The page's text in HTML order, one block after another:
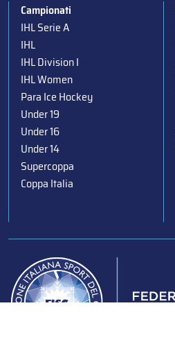
Campionati
IHL Serie A
IHL
IHL Division I
IHL Women
Para Ice Hockey
Under 19
Under 16
Under 14
Supercoppa
Coppa Italia